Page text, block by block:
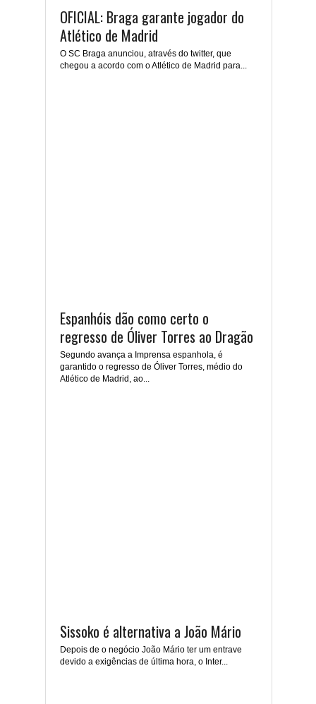
OFICIAL: Braga garante jogador do
Atlético de Madrid
O SC Braga anunciou, através do twitter, que
chegou a acordo com o Atlético de Madrid para...
Espanhóis dão como certo o
regresso de Óliver Torres ao Dragão
Segundo avança a Imprensa espanhola, é
garantido o regresso de Óliver Torres, médio do
Atlético de Madrid, ao...
Sissoko é alternativa a João Mário
Depois de o negócio João Mário ter um entrave
devido a exigências de última hora, o Inter...